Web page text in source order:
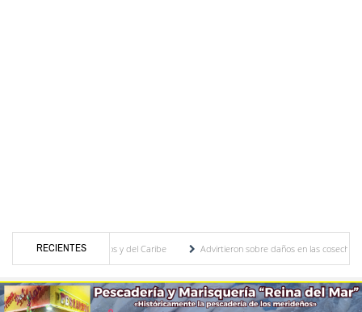
RECIENTES
Centroamericanos y del Caribe
Advirtieron sobre daños en las cosechas de los